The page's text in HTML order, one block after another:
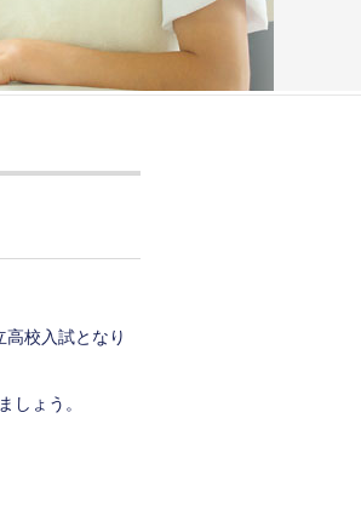
校入試となり
しょう。